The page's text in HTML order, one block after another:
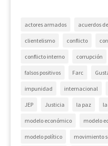
actores armados acuerdos
clientelismo conflicto
conflicto interno corrupción
falsos positivos Farc
impunidad internacional
JEP Justicia la paz
modelo económico modelo
modelo político movimiento